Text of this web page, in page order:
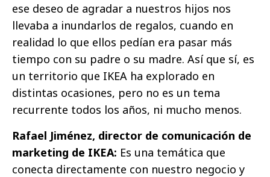
ese deseo de agradar a nuestros hijos nos
llevaba a inundarlos de regalos, cuando en
realidad lo que ellos pedían era pasar más
tiempo con su padre o su madre. Así que sí, es
un territorio que IKEA ha explorado en
distintas ocasiones, pero no es un tema
recurrente todos los años, ni mucho menos.
Rafael Jiménez, director de comunicación de
marketing de IKEA: Es una temática que
conecta directamente con nuestro negocio y